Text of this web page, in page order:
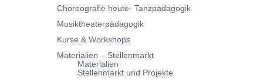
Choreografie heute- Tanzpädagogik
Musiktheaterpädagogik
Kurse & Workshops
Materialien – Stellenmarkt
Materialien
Stellenmarkt und Projekte